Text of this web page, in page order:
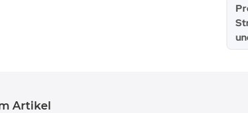
x
Artikel